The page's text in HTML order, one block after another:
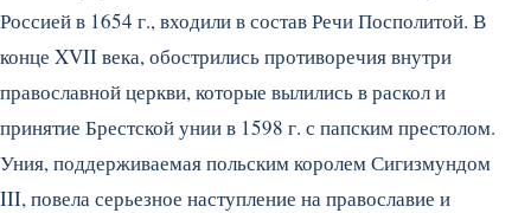
Россией в 1654 г., входили в состав Речи Посполитой. В
конце XVII века, обострились противоречия внутри
православной церкви, которые вылились в раскол и
принятие Брестской унии в 1598 г. с папским престолом.
Уния, поддерживаемая польским королем Сигизмундом
III, повела серьезное наступление на православие и